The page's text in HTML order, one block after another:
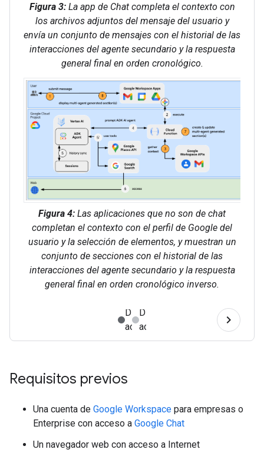
Figura 3:La app de Chat completa el contexto con
los archivos adjuntos del mensaje del usuario y
envía un conjunto de mensajes con el historial de las
interacciones del agente secundario y la respuesta
general final en orden cronológico.
Figura 4: Las aplicaciones que no son de chat
completan el contexto con el perfil de Google del
usuario y la selección de elementos, y muestran un
conjunto de secciones con el historial de las
interacciones del agente secundario y la respuesta
general final en orden cronológico inverso.
Requisitos previos
Una cuenta de Google Workspace para empresas o
Enterprise con acceso a Google Chat
Un navegador web con acceso a Internet